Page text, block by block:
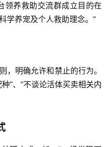
领养救助交流群成立目的在
学养宠及个人救助理念。”
，明确允许和禁止的行为。
”、”不谈论活体买卖相关内